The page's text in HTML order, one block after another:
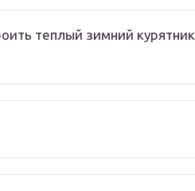
теплый зимний курятник